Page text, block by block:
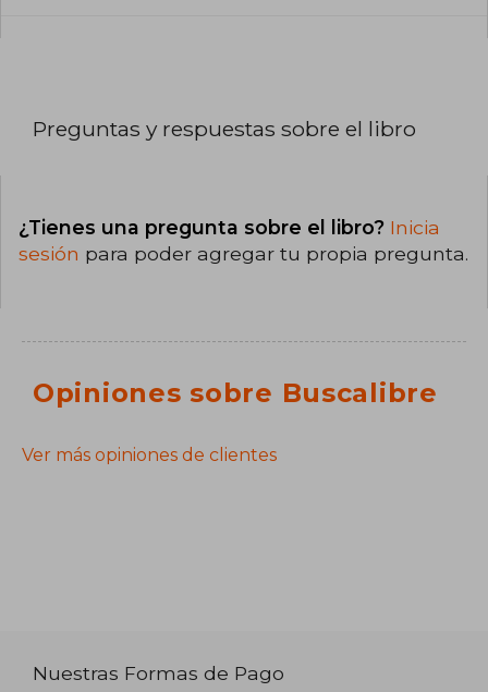
Preguntas y respuestas sobre el libro
¿Tienes una pregunta sobre el libro? Inicia
sesión para poder agregar tu propia pregunta.
Opiniones sobre Buscalibre
Ver más opiniones de clientes
Nuestras Formas de Pago